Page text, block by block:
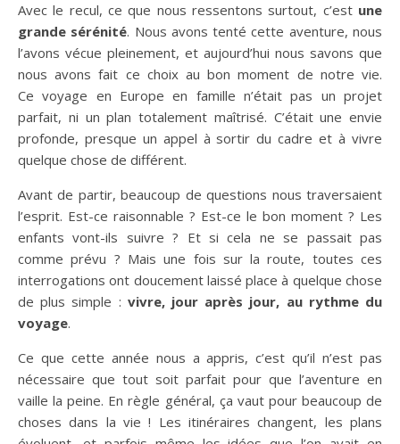
Avec le recul, ce que nous ressentons surtout, c’est une
grande sérénité. Nous avons tenté cette aventure, nous
l’avons vécue pleinement, et aujourd’hui nous savons que
nous avons fait ce choix au bon moment de notre vie.
Ce voyage en Europe en famille n’était pas un projet
parfait, ni un plan totalement maîtrisé. C’était une envie
profonde, presque un appel à sortir du cadre et à vivre
quelque chose de différent.
Avant de partir, beaucoup de questions nous traversaient
l’esprit. Est-ce raisonnable ? Est-ce le bon moment ? Les
enfants vont-ils suivre ? Et si cela ne se passait pas
comme prévu ? Mais une fois sur la route, toutes ces
interrogations ont doucement laissé place à quelque chose
de plus simple : vivre, jour après jour, au rythme du
voyage.
Ce que cette année nous a appris, c’est qu’il n’est pas
nécessaire que tout soit parfait pour que l’aventure en
vaille la peine. En règle général, ça vaut pour beaucoup de
choses dans la vie ! Les itinéraires changent, les plans